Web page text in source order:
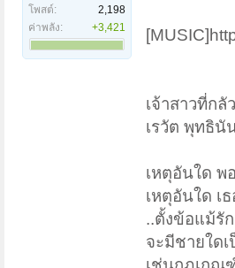
โพสต์:
2,198
ค่าพลัง:
+3,421
เจ้าสาวที่กลั
เรวัต พุทธินั
เหตุอันใด พ
เหตุอันใด เ
..ตั้งข้อแม้รั
จะมีชายใด